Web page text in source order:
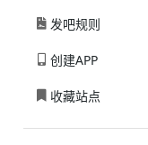
发吧规则
创建APP
收藏站点